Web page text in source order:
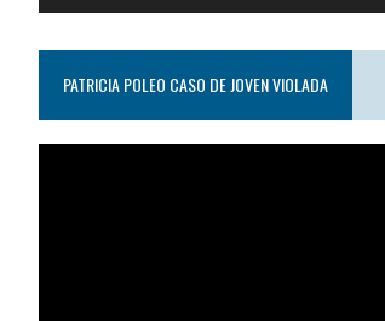
PATRICIA POLEO CASO DE JOVEN VIOLADA